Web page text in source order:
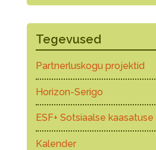
Tegevused
Partnerluskogu projektid
Horizon-Serigo
ESF+ Sotsiaalse
Kalender